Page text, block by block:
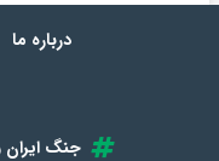
درباره ما
جنگ ایران